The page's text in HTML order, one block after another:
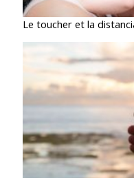
Le toucher et la